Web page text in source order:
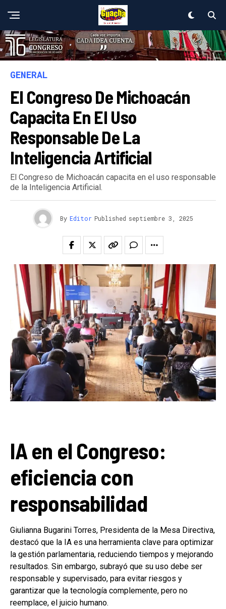
GENERAL
El Congreso De Michoacán
Capacita En El Uso
Responsable De La
Inteligencia Artificial
El Congreso de Michoacán capacita en el uso responsable
de la Inteligencia Artificial.
By Editor Published septiembre 3, 2025
IA en el Congreso:
eficiencia con
responsabilidad
Giulianna Bugarini Torres, Presidenta de la Mesa Directiva,
destacó que la IA es una herramienta clave para optimizar
la gestión parlamentaria, reduciendo tiempos y mejorando
resultados. Sin embargo, subrayó que su uso debe ser
responsable y supervisado, para evitar riesgos y
garantizar que la tecnología complemente, pero no
reemplace, el juicio humano.